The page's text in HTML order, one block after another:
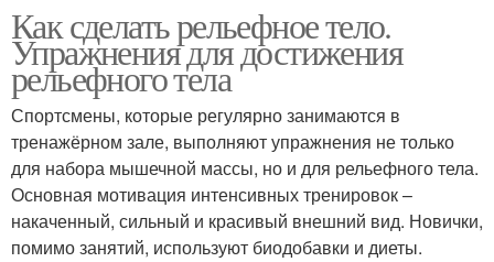
Как сделать рельефное тело.
Упражнения для достижения
рельефного тела
Спортсмены, которые регулярно занимаются в
тренажёрном зале, выполняют упражнения не только
для набора мышечной массы, но и для рельефного тела.
Основная мотивация интенсивных тренировок –
накаченный, сильный и красивый внешний вид. Новички,
помимо занятий, используют биодобавки и диеты.